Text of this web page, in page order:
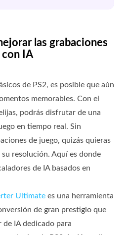
las grabaciones
con IA
de PS2, es posible que aún
memorables. Con el
podrás disfrutar de una
en tiempo real. Sin
de juego, quizás quieras
resolución. Aquí es donde
de IA basados ​​en
Ultimate es una herramienta
de gran prestigio que
IA dedicado para